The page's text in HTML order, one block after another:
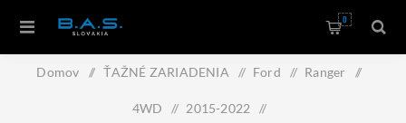
0
Domov / ŤAŽNÉ ZARIADENIA / Ford / Ranger /
4WD / 2015-2022 /